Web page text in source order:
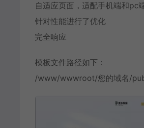
自适应页面，适配手机端和pc
针对性能进行了优化
完全响应
模板文件路径如下：
/www/wwwroot/您的域名/